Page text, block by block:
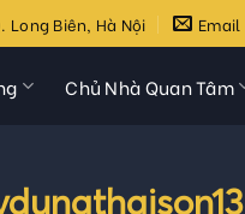
Long Biên, Hà Nội Email
Chủ Nhà Quan Tâm